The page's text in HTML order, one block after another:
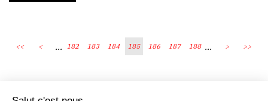
<< < ... 182 183 184 185 186 187 188 ... > >>